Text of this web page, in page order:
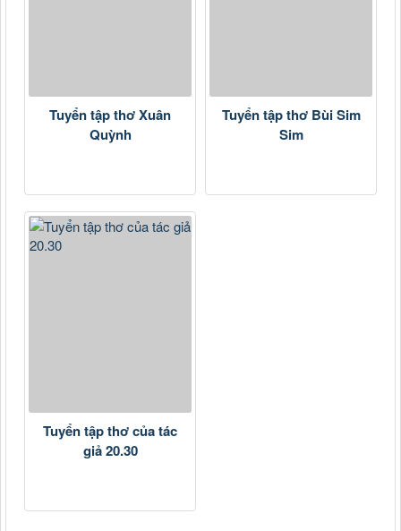
Tuyển tập thơ Xuân
Quỳnh
Tuyển tập thơ Bùi Sim
Sim
Tuyển tập thơ của tác
giả 20.30